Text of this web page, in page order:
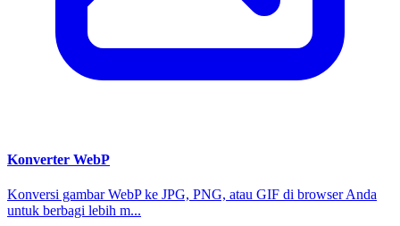
Konverter WebP
Konversi gambar WebP ke JPG, PNG, atau GIF di browser Anda
untuk berbagi lebih m...